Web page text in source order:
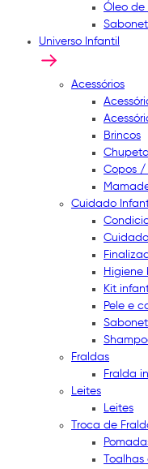
Óleo de
Universo Infantil
Acessórios
Brincos
Copos /
Cuidado
Higiene
Kit
Pele e
Fraldas
Fralda
Leites
Leites
Troca de
Toalhas